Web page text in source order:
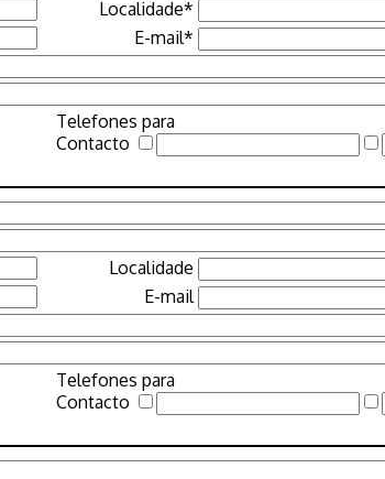
Localidade*
E-mail*
Telefones para
Contacto
Localidade
E-mail
Telefones para
Contacto